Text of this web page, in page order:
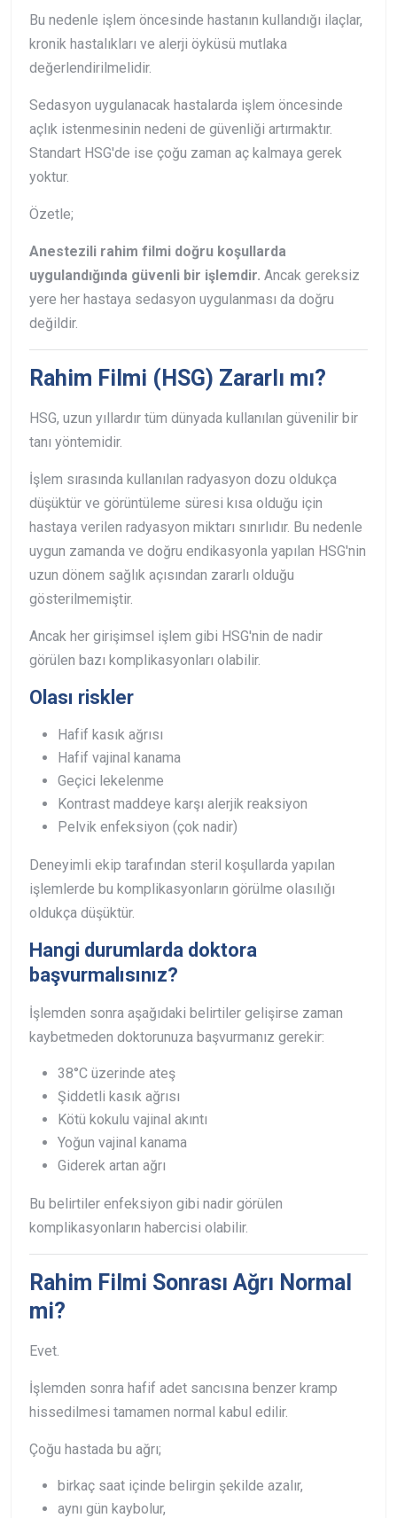
Bu nedenle işlem öncesinde hastanın kullandığı ilaçlar,
kronik hastalıkları ve alerji öyküsü mutlaka
değerlendirilmelidir.
Sedasyon uygulanacak hastalarda işlem öncesinde
açlık istenmesinin nedeni de güvenliği artırmaktır.
Standart HSG'de ise çoğu zaman aç kalmaya gerek
yoktur.
Özetle;
Anestezili rahim filmi doğru koşullarda
uygulandığında güvenli bir işlemdir. Ancak gereksiz
yere her hastaya sedasyon uygulanması da doğru
değildir.
Rahim Filmi (HSG) Zararlı mı?
HSG, uzun yıllardır tüm dünyada kullanılan güvenilir bir
tanı yöntemidir.
İşlem sırasında kullanılan radyasyon dozu oldukça
düşüktür ve görüntüleme süresi kısa olduğu için
hastaya verilen radyasyon miktarı sınırlıdır. Bu nedenle
uygun zamanda ve doğru endikasyonla yapılan HSG'nin
uzun dönem sağlık açısından zararlı olduğu
gösterilmemiştir.
Ancak her girişimsel işlem gibi HSG'nin de nadir
görülen bazı komplikasyonları olabilir.
Olası riskler
Hafif kasık ağrısı
Hafif vajinal kanama
Geçici lekelenme
Kontrast maddeye karşı alerjik reaksiyon
Pelvik enfeksiyon (çok nadir)
Deneyimli ekip tarafından steril koşullarda yapılan
işlemlerde bu komplikasyonların görülme olasılığı
oldukça düşüktür.
Hangi durumlarda doktora
başvurmalısınız?
İşlemden sonra aşağıdaki belirtiler gelişirse zaman
kaybetmeden doktorunuza başvurmanız gerekir:
38°C üzerinde ateş
Şiddetli kasık ağrısı
Kötü kokulu vajinal akıntı
Yoğun vajinal kanama
Giderek artan ağrı
Bu belirtiler enfeksiyon gibi nadir görülen
komplikasyonların habercisi olabilir.
Rahim Filmi Sonrası Ağrı Normal
mi?
Evet.
İşlemden sonra hafif adet sancısına benzer kramp
hissedilmesi tamamen normal kabul edilir.
Çoğu hastada bu ağrı;
birkaç saat içinde belirgin şekilde azalır,
aynı gün kaybolur,